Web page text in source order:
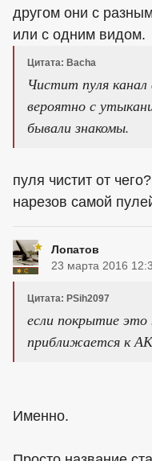
другом они с
или с одним видом.
Цитата: Bacha
Чистит пуля
вероятно с
бывали знакомы.
пуля чистит от
нарезов самой
Лопатов
23 марта 2016
Цитата: PSih2097
если покрытие
приближается к АК
Именно.